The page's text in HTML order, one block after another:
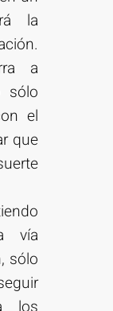
la
a
sólo
el
que
vía
sólo